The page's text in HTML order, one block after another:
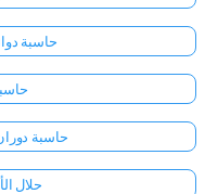
حاسبة
حاسبة
حلال